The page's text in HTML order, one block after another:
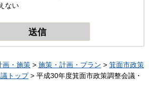
ない
画・施策 > 施策・計画・プラン > 箕面市政策
トップ> 平成30年度箕面市政策調整会議・